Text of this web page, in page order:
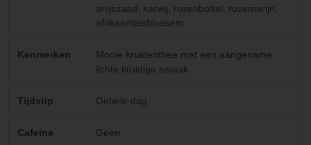
anijszaad, karwij, rozenbottel, rozemarijn,
afrikaantjesbloesem
Kenmerken
Mooie kruidenthee met een aangename
lichte kruidige smaak
Tijdstip Gehele dag
Cafeine Geen